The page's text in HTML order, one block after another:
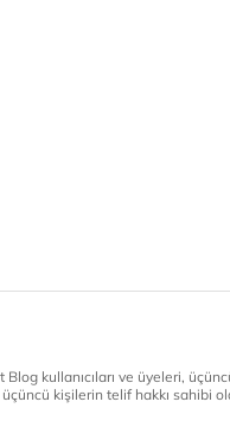
kullanıcıları ve üyeleri,
kişilerin telif hakkı sahibi